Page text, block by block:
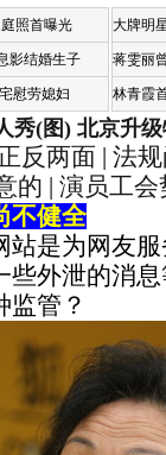
照首曝光
影结婚生子
慰劳媳妇
大牌明
蒋雯丽
林青霞
秀(图) 北京升
反两面
法
的
演员工会
不健全
站是为网友
些外泄的消
监管？